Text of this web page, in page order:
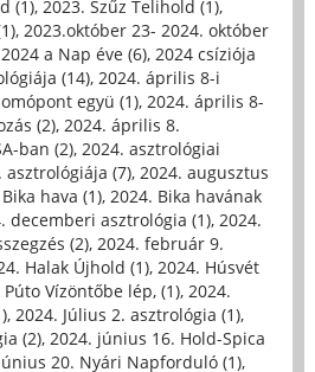
(1), 2023. Szűz Telihold (1),
, 2023.október 23- 2024. október
2024 a Nap éve (6), 2024 csíziója
(14), 2024. április 8-i
együ (1), 2024. április 8-
(2), 2024. április 8.
ban (2), 2024. asztrológiai
asztrológiája (7), 2024. augusztus
hava (1), 2024. Bika havának
decemberi asztrológia (1), 2024.
(2), 2024. február 9.
Halak Újhold (1), 2024. Húsvét
Vízöntőbe lép, (1), 2024.
, 2024. Július 2. asztrológia (1),
(2), 2024. június 16. Hold-Spica
20. Nyári Napforduló (1),